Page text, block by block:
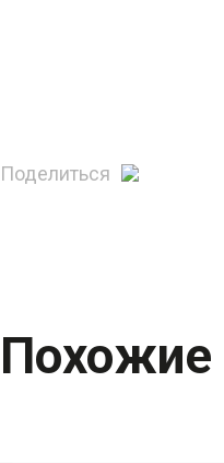
Поделиться
Похожие